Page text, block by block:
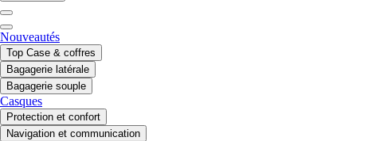
Nouveautés
Top Case & coffres
Bagagerie latérale
Bagagerie souple
Casques
Protection et confort
Navigation et communication